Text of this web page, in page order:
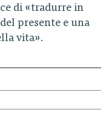
di «tradurre in
presente e una
vita».